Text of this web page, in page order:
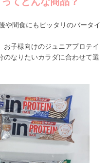
や間食にもピッタリのバータイ
お子様向けのジュニアプロテイ
のなりたいカラダに合わせて選